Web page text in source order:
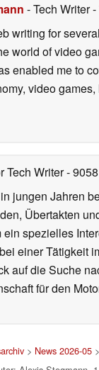
- Tech Writer
writing for
world of video
enabled me to
video
Tech Writer-
jungen Jahren
Übertakten
spezielles
einer Tätigkeit
auf die Suche
für den
> News 2026-05